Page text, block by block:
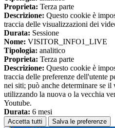
Proprieta: Terza parte
Descrizione: Questo cookie è
traccia delle visualizzazioni dei
Durata: Sessione
Nome: VISITOR_INFO1_LIVE
Tipologia: analitico
Proprieta: Terza parte
Descrizione: Questo cookie è
traccia delle preferenze dell'utente
nei siti; può anche determinare se il
utilizzando la nuova o la vecchia
Youtube.
Durata: 6 mesi
Accetta tutti Salva le preferenze